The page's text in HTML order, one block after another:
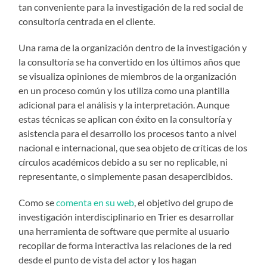
tan conveniente para la investigación de la red social de
consultoría centrada en el cliente.
Una rama de la organización dentro de la investigación y
la consultoría se ha convertido en los últimos años que
se visualiza opiniones de miembros de la organización
en un proceso común y los utiliza como una plantilla
adicional para el análisis y la interpretación. Aunque
estas técnicas se aplican con éxito en la consultoría y
asistencia para el desarrollo los procesos tanto a nivel
nacional e internacional, que sea objeto de críticas de los
círculos académicos debido a su ser no replicable, ni
representante, o simplemente pasan desapercibidos.
Como secomenta en su web , el objetivo del grupo de
investigación interdisciplinario en Trier es desarrollar
una herramienta de software que permite al usuario
recopilar de forma interactiva las relaciones de la red
desde el punto de vista del actor y los hagan